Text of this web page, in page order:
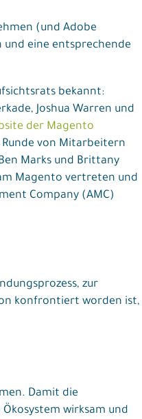
(und Adobe
und eine entsprechende
bekannt:
Joshua Warren und
der Magento
von Mitarbeitern
Marks und Brittany
Magento vertreten und
Company (AMC)
zur
konfrontiert worden ist,
Damit die
wirksam und